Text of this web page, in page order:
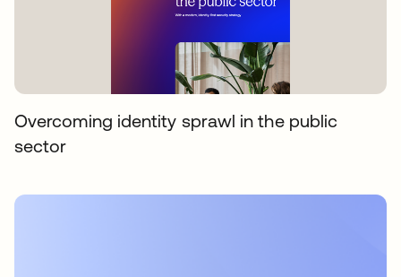
Overcoming identity sprawl in the public
sector